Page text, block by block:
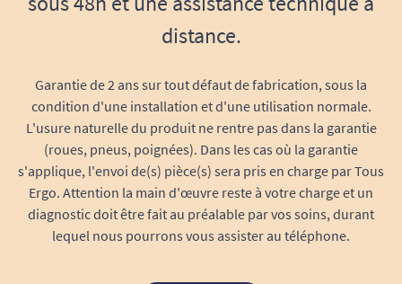
fuites importantes
Le niveau d’absorption Maxi est adapté
auxfuites urinaires importantes. Il offre une
protection renforcée pendant plusieurs heures.
Ce niveau d’absorption convient pour un usage
prolongé, y compris la nuit.
distance.
Garantie de 2 ans sur tout défaut de fabrication, sous la
condition d'une installation et d'une utilisation normale.
L'usure naturelle du produit ne rentre pas dans la garantie
(roues, pneus, poignées). Dans les cas où la garantie
s'applique, l'envoi de(s) pièce(s) sera pris en charge par Tous
Ergo. Attention la main d'œuvre reste à votre charge et un
diagnostic doit être fait au préalable par vos soins, durant
lequel nous pourrons vous assister au téléphone.